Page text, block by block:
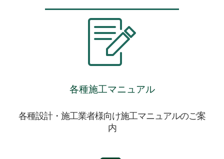
各種施工マニュアル
各種設計・施工業者様向け施工マニュアルのご案
内